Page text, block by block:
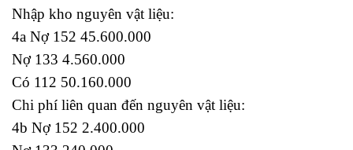
Nhập kho nguyên vật liệu:
4a Nợ 152 45.600.000
Nợ 133 4.560.000
Có 112 50.160.000
Chi phí liên quan đến nguyên vật liệu:
4b Nợ 152 2.400.000